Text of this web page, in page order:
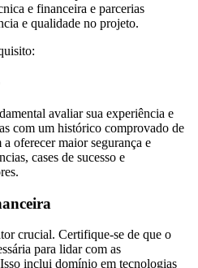
e financeira e parcerias
e qualidade no projeto.
avaliar sua experiência e
com um histórico comprovado de
oferecer maior segurança e
cases de sucesso e
crucial. Certifique-se de que o
para lidar com as
inclui domínio em tecnologias